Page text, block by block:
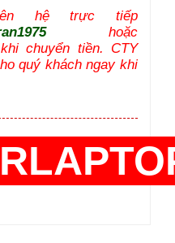
hệ trực tiếp
hoặc
chuyển tiền. CTY
quý khách ngay khi